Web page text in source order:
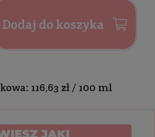
Dodaj do koszyka
116,63 zł / 100 ml